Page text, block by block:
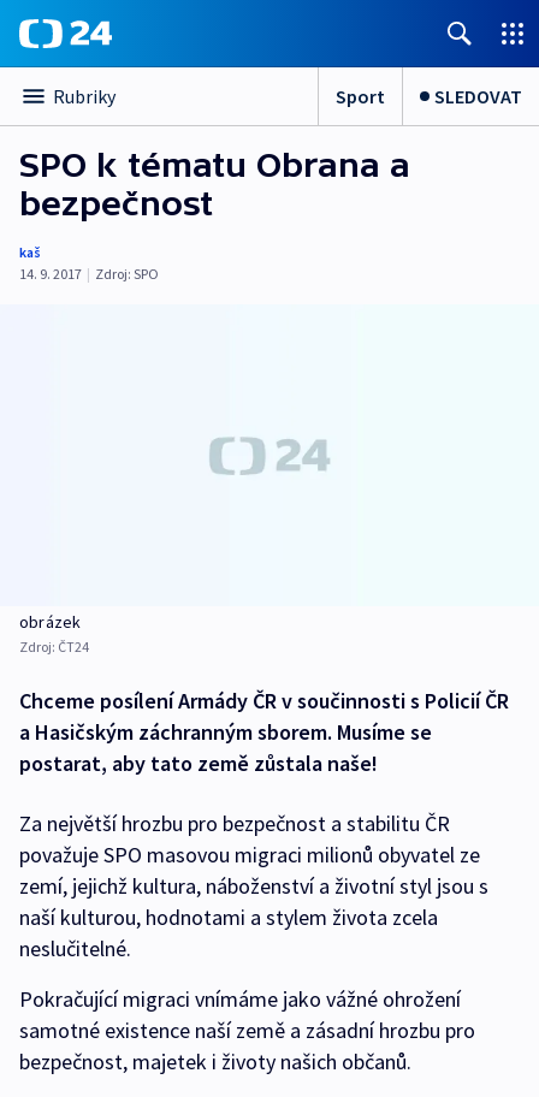
Rubriky Sport SLEDOVAT
SPO k tématu Obrana a
bezpečnost
kaš
14. 9. 2017 | Zdroj: SPO
obrázek
Zdroj: ČT24
Chceme posílení Armády ČR v součinnosti s Policií ČR
a Hasičským záchranným sborem. Musíme se
postarat, aby tato země zůstala naše!
Za největší hrozbu pro bezpečnost a stabilitu ČR
považuje SPO masovou migraci milionů obyvatel ze
zemí, jejichž kultura, náboženství a životní styl jsou s
naší kulturou, hodnotami a stylem života zcela
neslučitelné.
Pokračující migraci vnímáme jako vážné ohrožení
samotné existence naší země a zásadní hrozbu pro
bezpečnost, majetek i životy našich občanů.